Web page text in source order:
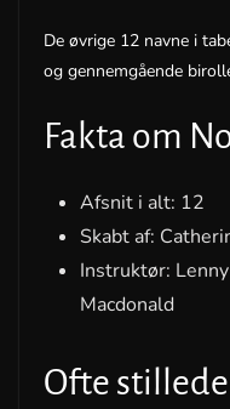
De øvrige 12 navne i
og gennemgående
Fakta om
Afsnit i alt: 12
Skabt af:
Instruktør:
Macdonald
Ofte